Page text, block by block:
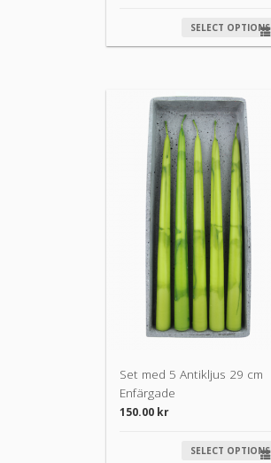
SELECT OPTIONS
Set med 5 Antikljus 29 cm
Enfärgade
150.00 kr
SELECT OPTIONS